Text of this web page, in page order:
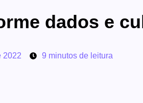
dados e
2022 9 minutos de leitura